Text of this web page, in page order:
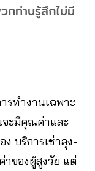
กท่านรู้สึกไม่มี
รทำงานเฉพาะ
จะมีคุณค่าและ
บริการเช่าลุง-
าของผู้สูงวัย แต่